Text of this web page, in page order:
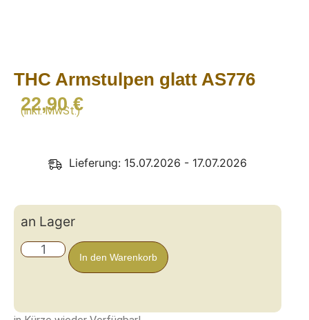
THC Armstulpen glatt AS776
22,90€
(inkl. MwSt.)
Lieferung: 15.07.2026 - 17.07.2026
an Lager
In den Warenkorb